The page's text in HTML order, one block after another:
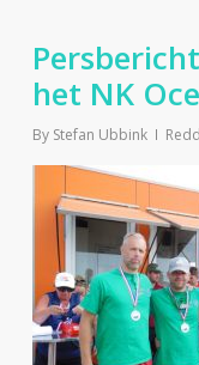
het NK
By Stefan Ubbink